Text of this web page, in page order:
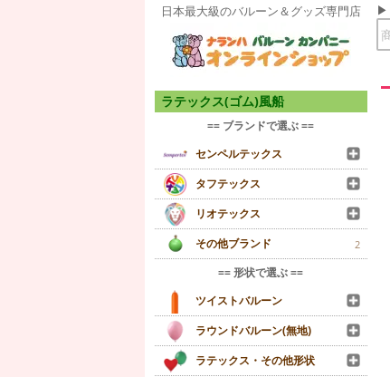
日本最大級のバルーン＆グッズ専門店
ラテックス(ゴム)風船
== ブランドで選ぶ ==
センペルテックス
タフテックス
リオテックス
その他ブランド
2
== 形状で選ぶ ==
ツイストバルーン
ラウンドバルーン(無地)
ラテックス・その他形状